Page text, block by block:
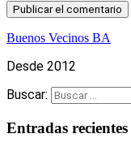
Buenos Vecinos BA
Desde 2012
Buscar:
Entradas recientes